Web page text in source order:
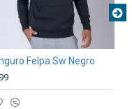
Felpa Sw Negro